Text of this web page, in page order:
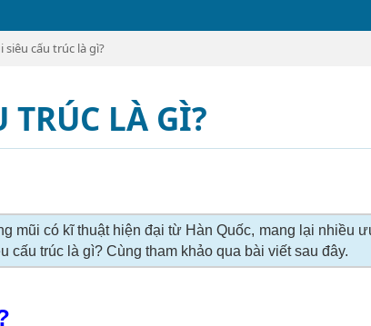
siêu cấu trúc là gì?
LÀ GÌ?
mũi có kĩ thuật hiện đại từ Hàn Quốc, mang lại nhiều
cấu trúc là gì? Cùng tham khảo qua bài viết sau đây.